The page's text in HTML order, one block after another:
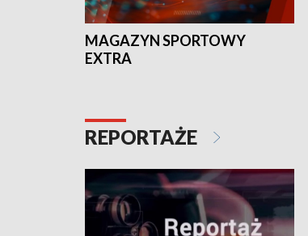
MAGAZYN SPORTOWY
EXTRA
REPORTAŻE